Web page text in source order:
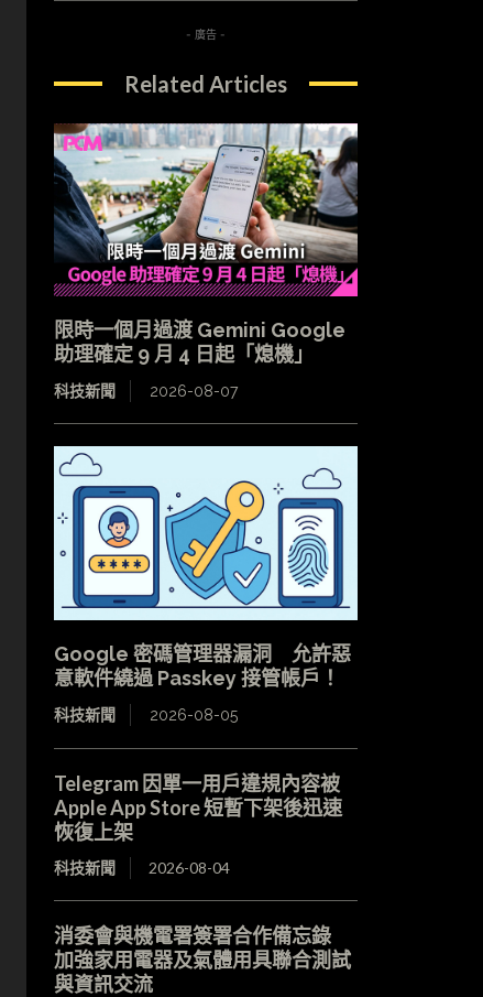
- 廣告 -
Related Articles
限時一個月過渡 Gemini Google
助理確定 9 月 4 日起「熄機」
科技新聞 2026-08-07
Google 密碼管理器漏洞 允許惡
意軟件繞過 Passkey 接管帳戶！
科技新聞 2026-08-05
Telegram 因單一用戶違規內容被
Apple App Store 短暫下架後迅速
恢復上架
科技新聞 2026-08-04
消委會與機電署簽署合作備忘錄
加強家用電器及氣體用具聯合測試
與資訊交流